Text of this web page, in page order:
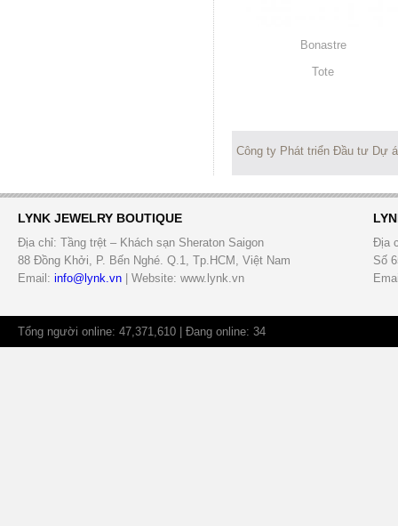
Bonastre
Tote
Công ty Phát triển Đầu tư Dự
LYNK JEWELRY BOUTIQUE
Địa chỉ: Tầng trệt – Khách sạn Sheraton Saigon
88 Đồng Khởi, P. Bến Nghé. Q.1, Tp.HCM, Việt Nam
Email: info@lynk.vn | Website: www.lynk.vn
Địa
Số
Tổng người online: 47,371,610 | Đang online: 34